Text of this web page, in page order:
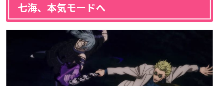
七海、本気モードへ